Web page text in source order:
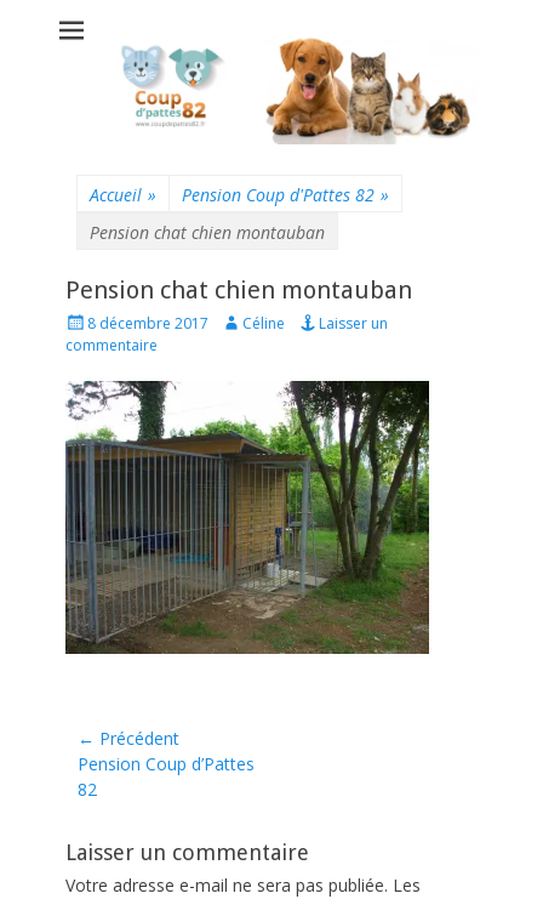
Coup d'pattes 82 -
Pension chats
chiens
Montauban
Accueil » Pension Coup d'Pattes 82 »
Pension chat chien montauban
Pension chat chien montauban
Posted
on
8 décembre 2017 Author
Céline
Laisser un
commentaire
Navigation
de
l’article
← Précédent
Article
précédent :
Pension Coup d’Pattes
82
Laisser un commentaire
Votre adresse e-mail ne sera pas publiée. Les